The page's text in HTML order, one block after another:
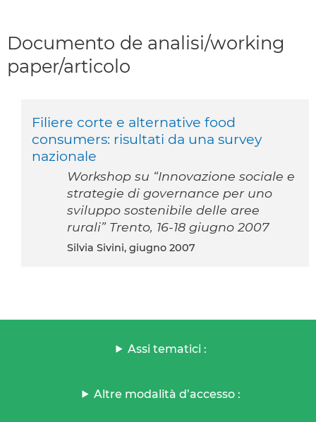
Documento de analisi/working
paper/articolo
Filiere corte e alternative food
consumers: risultati da una survey
nazionale
Workshop su “Innovazione sociale e
strategie di governance per uno
sviluppo sostenibile delle aree
rurali” Trento, 16-18 giugno 2007
Silvia Sivini, giugno 2007
Assi tematici :
Altre modalità d’accesso :